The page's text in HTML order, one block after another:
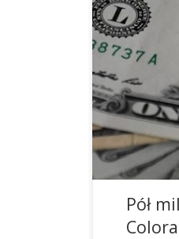
Wraz z
dotychczas
legalny
także
sensowne
Pół